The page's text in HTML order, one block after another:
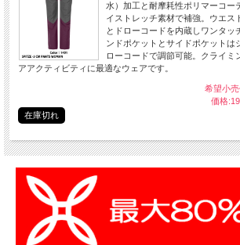
水）加工と耐摩耗性ポリマーコー
イストレッチ素材で補強。ウエス
とドローコードを内蔵しワンタッ
ンドポケットとサイドポケットは
ローコードで調節可能。クライミ
アアクティビティに最適なウェアです。
希望小売
価格
在庫切れ